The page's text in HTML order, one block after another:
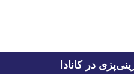
در کانادا